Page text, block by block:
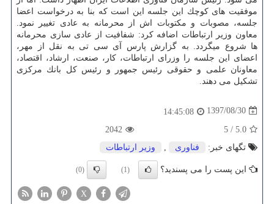
موفقیت های كوچك این جلسه این است كه بنا به درخواست اعضا
جلسه، مصوبات و مكتوبات اش از محرمانه به عادی تغییر نمود.
معاون وزیر ارتباطات اضافه كرد: شفافیت از عادی سازی محرمانه
ها شروع میگردد. به گزارش پارس آی سی تی به نقل از مهر،
اعضای این جلسه را وزرای ارتباطات، كار، صنعت، ارشاد، اقتصاد،
معاونان علمی و حقوقی رئیس جمهور و رئیس كل بانك مركزی
تشكیل می دهند.
1397/08/30
14:45:08
5.0
/
5
2042
تگهای خبر:
فناوری وزیر ارتباطات
این پست را می پسندید؟ (1)
(0)
X